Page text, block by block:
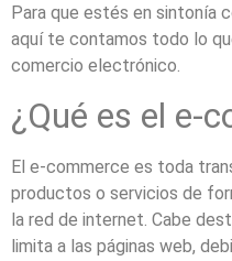
Para que estés en sintonía
aquí te contamos todo lo
comercio electrónico.
¿Qué es el e-
El e-commerce es toda
productos o servicios de
la red de internet. Cabe
limita a las páginas web,